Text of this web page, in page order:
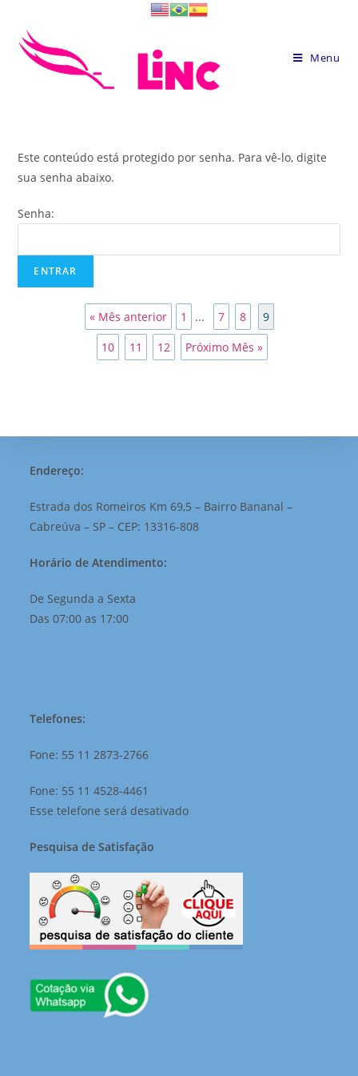
content
Menu
Este conteúdo está protegido por senha. Para vê-lo, digite
sua senha abaixo.
Senha:
« Mês anterior 1 ... 7 8
9
10
11 12 Próximo Mês »
Endereço:
Estrada dos Romeiros Km 69,5 – Bairro Bananal –
Cabreúva – SP – CEP: 13316-808
Horário de Atendimento:
De Segunda a Sexta
Das 07:00 as 17:00
Telefones:
Fone: 55 11 2873-2766
Fone: 55 11 4528-4461
Esse telefone será desativado
Pesquisa de Satisfação